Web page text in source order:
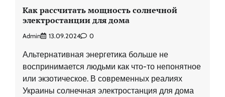
Как рассчитать мощность солнечной
электростанции для дома
Admin 13.09.2024 0
Альтернативная энергетика больше не
воспринимается людьми как что-то непонятное
или экзотическое. В современных реалиях
Украины солнечная электростанция для дома